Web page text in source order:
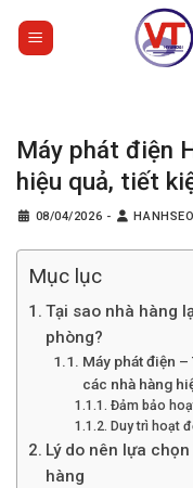
Máy phát điện
hiệu quả, tiết
08/04/2026 - HANHSEO
Mục lục
Tại sao nhà hàng
phòng?
Máy phát điện
các nhà hàng
Đảm bảo
Duy trì hoạt
Lý do nên lựa
hàng